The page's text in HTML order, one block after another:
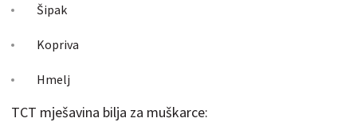
Šipak
Kopriva
Hmelj
TCT mješavina bilja za muškarce: